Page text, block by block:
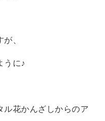
、
うに♪
ル花かんざしからのア